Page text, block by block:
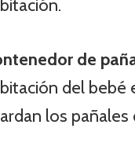
de
del bebé
los